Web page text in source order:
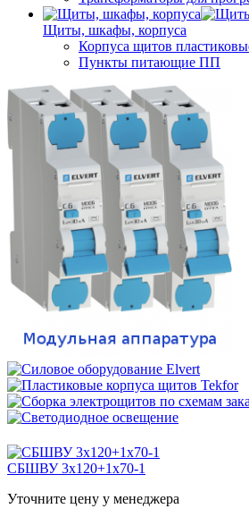
Щиты, шкафы, корпуса
Корпуса щитов
Пункты питающие ПП
СБШВУ 3х120+1х70-1
Уточните цену у менеджера